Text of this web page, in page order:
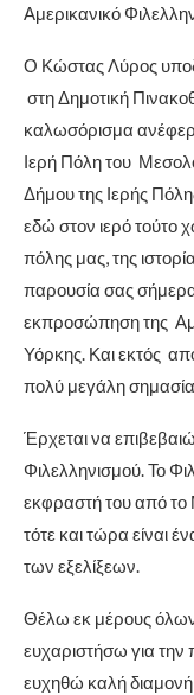
Αμερικανικό
Ο Κώστας Λύρος
στη Δημοτική
καλωσόρισμα
Ιερή Πόλη του
Δήμου της Ιερής
εδώ στον ιερό τούτο
πόλης μας, της
παρουσία σας
εκπροσώπηση της
Υόρκης. Και εκτός
πολύ μεγάλη
Έρχεται να
Φιλελληνισμού. Το
εκφραστή του από το
τότε και τώρα είναι
των εξελίξεων.
Θέλω εκ μέρους
ευχαριστήσω για
ευχηθώ καλή